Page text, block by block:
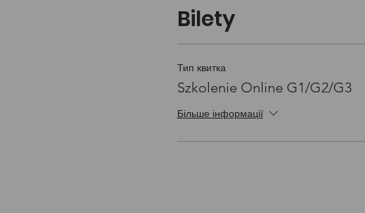
Bilety
Тип квитка
Szkolenie Online G1/G2/G3
Більше інформації